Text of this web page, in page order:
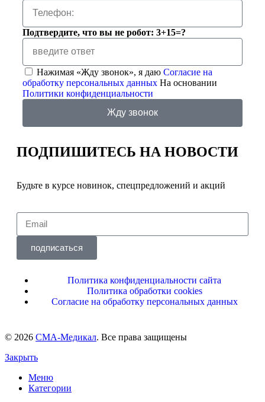
Подтвердите, что вы не робот: 3+15=?
Нажимая «Жду звонок», я даю Согласие на
обработку персональных данных На основании
Политики конфиденциальности
Жду звонок
ПОДПИШИТЕСЬ НА НОВОСТИ
Будьте в курсе новинок, спецпредложений и акций
подписаться
Политика конфиденциальности сайта
Политика обработки cookies
Согласие на обработку персональных данных
© 2026 СМА-Медикал. Все права защищены
Закрыть
Меню
Категории